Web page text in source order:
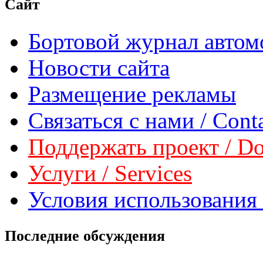
Сайт
Бортовой журнал
Новости сайта
Размещение рекламы
Связаться с нами /
Поддержать проект /
Услуги / Services
Условия
Последние обсуждения